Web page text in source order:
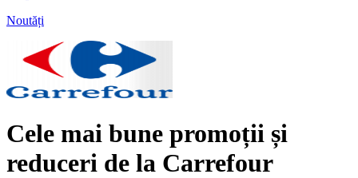
Noutăți
Cele mai bune promoții și
reduceri de la Carrefour